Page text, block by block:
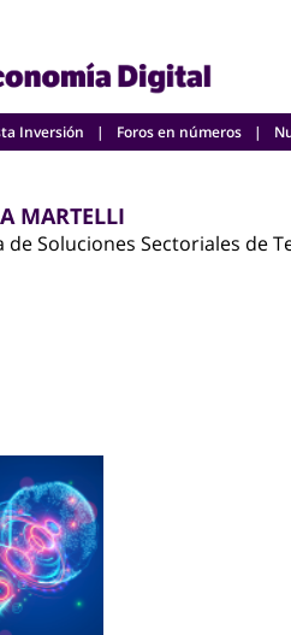
Inversión Foros en números
MARTELLI
Soluciones Sectoriales de